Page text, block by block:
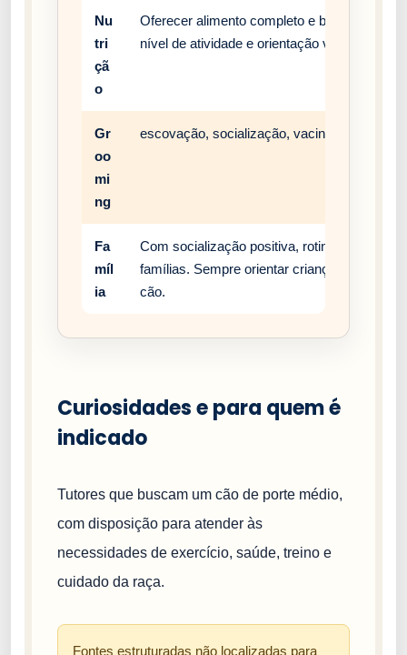
Nu
tri
çã
o
Oferecer alimento completo e balanceado,
nível de atividade e orientação veterinária.
Gr
oo
mi
ng
escovação, socialização, vacinação e rotina
Fa
míl
ia
Com socialização positiva, rotina estável e
famílias. Sempre orientar crianças a
cão.
Curiosidades e para quem é
indicado
Tutores que buscam um cão de porte médio,
com disposição para atender às
necessidades de exercício, saúde, treino e
cuidado da raça.
Fontes estruturadas não localizadas para